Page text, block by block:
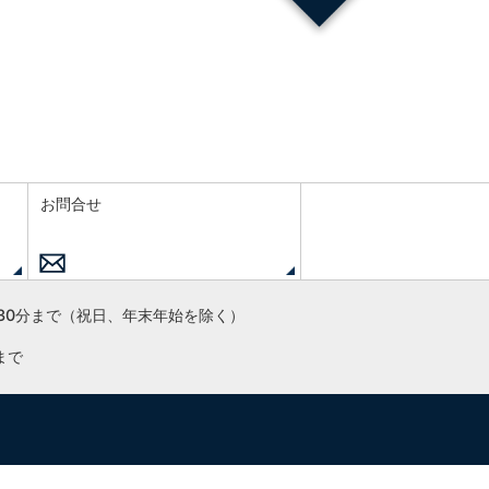
お問合せ
分まで （祝日、年末年始を除く）
で